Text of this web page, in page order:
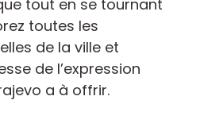
tout en se tournant
toutes les
de la ville et
de l’expression
a à offrir.